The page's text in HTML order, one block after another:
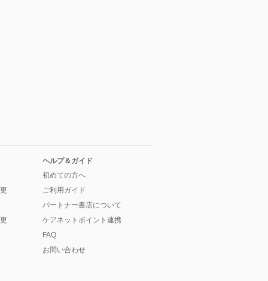
ヘルプ＆ガイド
初めての方へ
ご利用ガイド
パートナー書店について
ケアネットポイント連携
FAQ
お問い合わせ